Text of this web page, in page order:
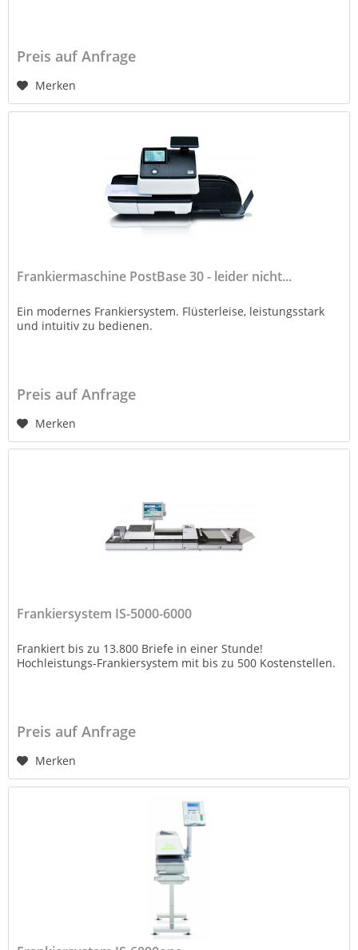
Preis auf Anfrage
Merken
Frankiermaschine PostBase 30 - leider nicht...
Ein modernes Frankiersystem. Flüsterleise, leistungsstark
und intuitiv zu bedienen.
Preis auf Anfrage
Merken
Frankiersystem IS-5000-6000
Frankiert bis zu 13.800 Briefe in einer Stunde!
Hochleistungs-Frankiersystem mit bis zu 500 Kostenstellen.
Preis auf Anfrage
Merken